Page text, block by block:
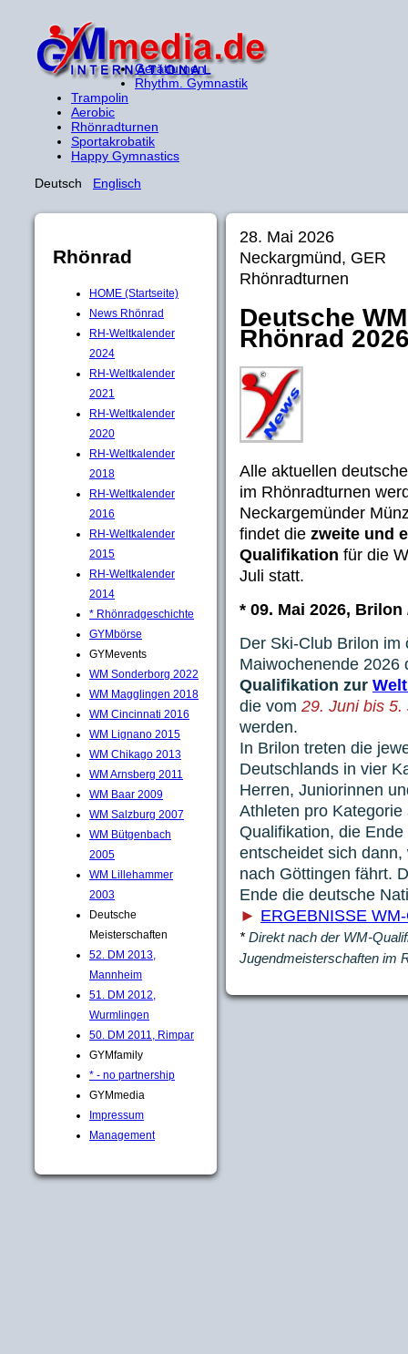
Gerätturnen
Rhythm. Gymnastik
Trampolin
Aerobic
Rhönradturnen
Sportakrobatik
Happy Gymnastics
Deutsch Englisch
Rhönrad
HOME (Startseite)
News Rhönrad
RH-Weltkalender
2024
RH-Weltkalender
2021
RH-Weltkalender
2020
RH-Weltkalender
2018
RH-Weltkalender
2016
RH-Weltkalender
2015
RH-Weltkalender
2014
* Rhönradgeschichte
GYMbörse
GYMevents
WM Sonderborg 2022
WM Magglingen 2018
WM Cincinnati 2016
WM Lignano 2015
WM Chikago 2013
WM Arnsberg 2011
WM Baar 2009
WM Salzburg 2007
WM Bütgenbach
2005
WM Lillehammer
2003
Deutsche
Meisterschaften
52. DM 2013,
Mannheim
51. DM 2012,
Wurmlingen
50. DM 2011, Rimpar
GYMfamily
* - no partnership
GYMmedia
Impressum
Management
28. Mai 2026
Neckargmünd, GER
Rhönradturnen
Deutsche
Rhönrad
Alle aktuellen
im Rhönradturnen
Neckargemünder
findet die zweite und
Qualifikation für die
Juli statt.
* 09. Mai 2026, Brilon
Der Ski-Club Brilon im
Maiwochenende 2026
Qualifikation zur
die vom 29. Juni bis 5.
werden.
In Brilon treten die
Deutschlands in vier
Herren, Juniorinnen
Athleten pro
Qualifikation, die
entscheidet sich
nach Göttingen fährt.
Ende die deutsche
► ERGEBNISSE
* Direkt nach der WM-
Jugendmeisterschaften im